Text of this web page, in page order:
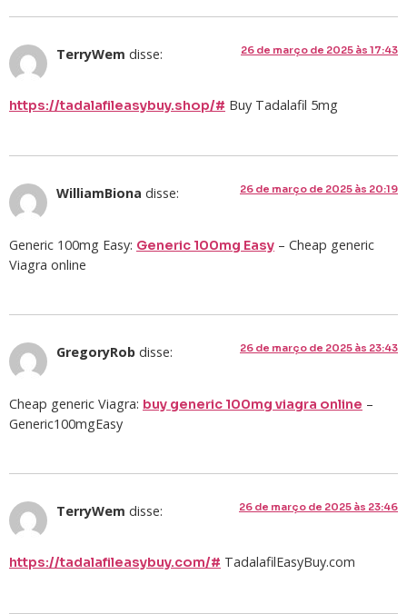
TerryWem disse: 26 de março de 2025 às 17:43
https://tadalafileasybuy.shop/# Buy Tadalafil 5mg
WilliamBiona disse: 26 de março de 2025 às 20:19
Generic 100mg Easy: Generic 100mg Easy – Cheap generic
Viagra online
GregoryRob disse: 26 de março de 2025 às 23:43
Cheap generic Viagra: buy generic 100mg viagra online –
Generic100mgEasy
TerryWem disse: 26 de março de 2025 às 23:46
https://tadalafileasybuy.com/# TadalafilEasyBuy.com